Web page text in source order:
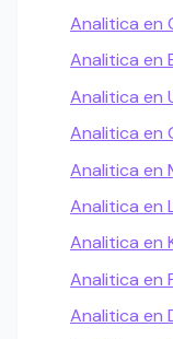
Analitica en
Analitica en
Analitica en
Analitica en
Analitica en
Analitica en
Analitica en
Analitica en
Analitica en